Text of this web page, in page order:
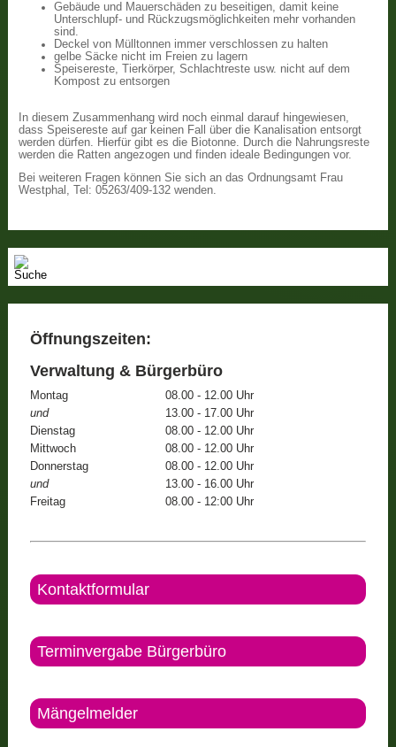
Gebäude und Mauerschäden zu beseitigen, damit keine
Unterschlupf- und Rückzugsmöglichkeiten mehr vorhanden
sind.
Deckel von Mülltonnen immer verschlossen zu halten
gelbe Säcke nicht im Freien zu lagern
Speisereste, Tierkörper, Schlachtreste usw. nicht auf dem
Kompost zu entsorgen
In diesem Zusammenhang wird noch einmal darauf hingewiesen,
dass Speisereste auf gar keinen Fall über die Kanalisation entsorgt
werden dürfen. Hierfür gibt es die Biotonne. Durch die Nahrungsreste
werden die Ratten angezogen und finden ideale Bedingungen vor.
Bei weiteren Fragen können Sie sich an das Ordnungsamt Frau
Westphal, Tel: 05263/409-132 wenden.
Öffnungszeiten:
Verwaltung & Bürgerbüro
Montag
08.00 - 12.00 Uhr
und
13.00 - 17.00 Uhr
Dienstag
08.00 - 12.00 Uhr
Mittwoch
08.00 - 12.00 Uhr
Donnerstag
08.00 - 12.00 Uhr
und
13.00 - 16.00 Uhr
Freitag
08.00 - 12:00 Uhr
Kontaktformular
Terminvergabe Bürgerbüro
Mängelmelder